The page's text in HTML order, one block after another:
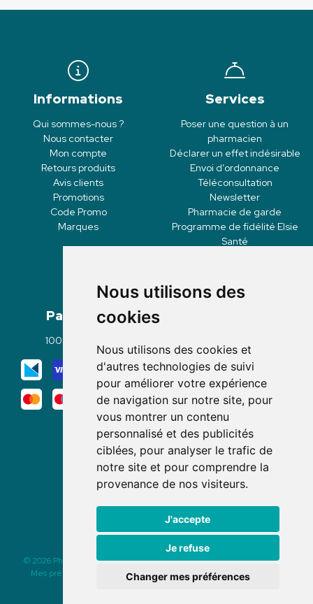
Nous utilisons des
cookies
Nous utilisons des cookies et
d'autres technologies de suivi
pour améliorer votre expérience
de navigation sur notre site, pour
vous montrer un contenu
personnalisé et des publicités
ciblées, pour analyser le trafic de
notre site et pour comprendre la
provenance de nos visiteurs.
J'accepte
Je refuse
Changer mes préférences
Informations
Qui sommes-nous ?
Nous contacter
Mon compte
Retours produits
Avis clients
Promotions
Code Promo
Marques
Services
Poser une question à un
pharmacien
Déclarer un effet indésirable
Envoi d’ordonnance
Téléconsultation
Newsletter
Pharmacie de garde
Programme de fidélité Elsie
Santé
Paiement
100% sécurisé
Mode de livraison
Nous suivre
© 2026 Pharmacie des Rochettes | Tous droits réservés | Apotekisto
Mes préférences Cookies | Mentions légales | CGV | Données
personnelles
Cookies